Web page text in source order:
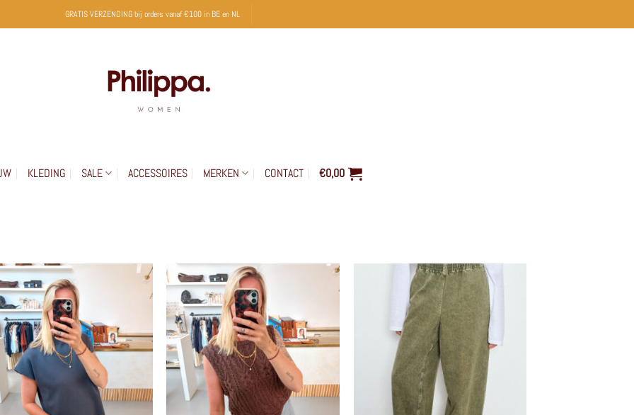
GRATIS VERZENDING bij orders vanaf €100 in BE en NL
KLEDING SALE ACCESSOIRES MERKEN CONTACT €0,00